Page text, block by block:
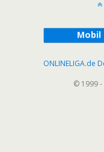
Mobil
ONLINELIGA.de
© 1999